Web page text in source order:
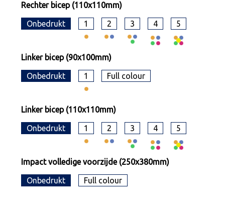
Rechter bicep (110x110mm)
Onbedrukt 1 2 3 4 5
Linker bicep (90x100mm)
Onbedrukt 1 Full colour
Linker bicep (110x110mm)
Onbedrukt 1 2 3 4 5
Impact volledige voorzijde (250x380mm)
Onbedrukt Full colour